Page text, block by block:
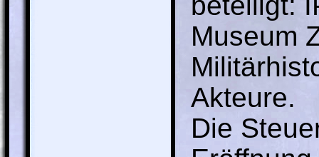
Museum
Akteure.
Die